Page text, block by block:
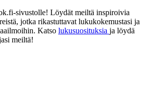
sivustolle! Löydät meiltä inspiroivia
jotka rikastuttavat lukukokemustasi ja
Katso lukusuosituksia ja löydä
meiltä!